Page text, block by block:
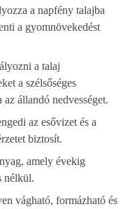
a napfény talajba
a gyomnövekedést
a talaj
a szélsőséges
állandó nedvességet.
az esővizet és a
biztosít.
amely évekig
nélkül.
vágható, formázható és